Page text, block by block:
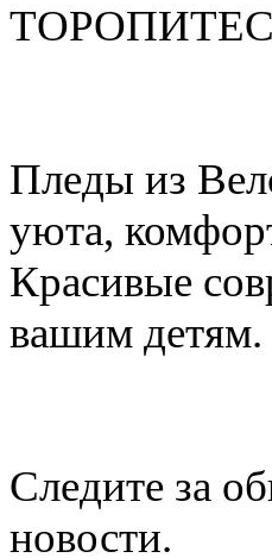
ТОРОПИТЕСЬ
Пледы из
уюта,
Красивые
вашим детям.
Следите за
новости.